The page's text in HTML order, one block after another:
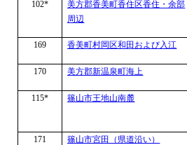
102*
美方郡香美町香住区香住・余部
周辺
169 香美町村岡区和田および入江
170 美方郡新温泉町海上
115* 篠山市王地山南麓
171 篠山市宮田（県道沿い）